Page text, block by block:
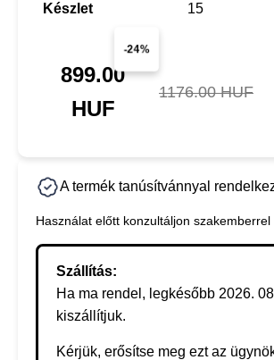
Készlet 15
-24%
899.00
HUF
1176.00 HUF
A termék tanúsítvánnyal
Használat előtt konzultáljon szakemberrel
Szállítás:
Ha ma rendel, legkésőbb 2026.
kiszállítjuk.
Kérjük, erősítse meg ezt az